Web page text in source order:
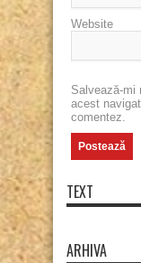
Website
Salvează-mi
acest
comentez.
TEXT
ARHIVA